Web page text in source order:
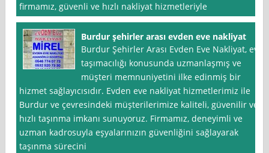
firmamız, güvenli ve hızlı nakliyat hizmetleriyle
Burdur şehirler arası evden eve nakliyat
Burdur Şehirler Arası Evden Eve Nakliyat, ev
taşımacılığı konusunda uzmanlaşmış ve
müşteri memnuniyetini ilke edinmiş bir
hizmet sağlayıcısıdır. Evden eve nakliyat hizmetlerimiz ile
Burdur ve çevresindeki müşterilerimize kaliteli, güvenilir ve
hızlı taşınma imkanı sunuyoruz. Firmamız, deneyimli ve
uzman kadrosuyla eşyalarınızın güvenliğini sağlayarak
taşınma sürecini